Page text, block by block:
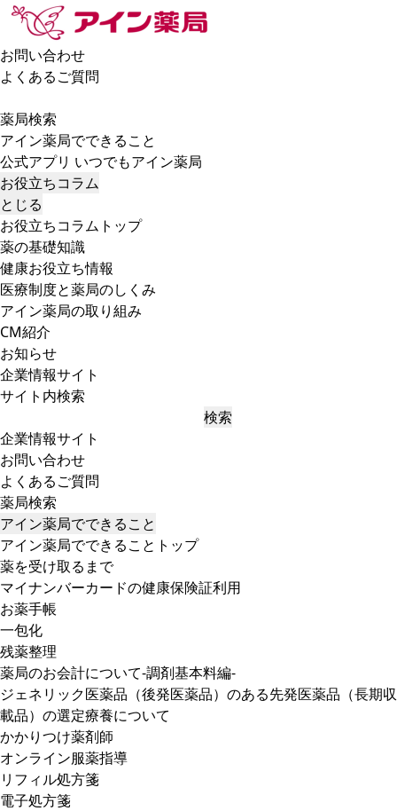
お問い合わせ
よくあるご質問
薬局検索
アイン薬局でできること
公式アプリ いつでもアイン薬局
お役立ちコラム
とじる
お役立ちコラムトップ
薬の基礎知識
健康お役立ち情報
医療制度と薬局のしくみ
アイン薬局の取り組み
CM紹介
お知らせ
企業情報サイト
サイト内検索
検索
企業情報サイト
お問い合わせ
よくあるご質問
薬局検索
アイン薬局でできること
アイン薬局でできることトップ
薬を受け取るまで
マイナンバーカードの健康保険証利用
お薬手帳
一包化
残薬整理
薬局のお会計について-調剤基本料編-
ジェネリック医薬品（後発医薬品）のある先発医薬品（長期収
載品）の選定療養について
かかりつけ薬剤師
オンライン服薬指導
リフィル処方箋
電子処方箋